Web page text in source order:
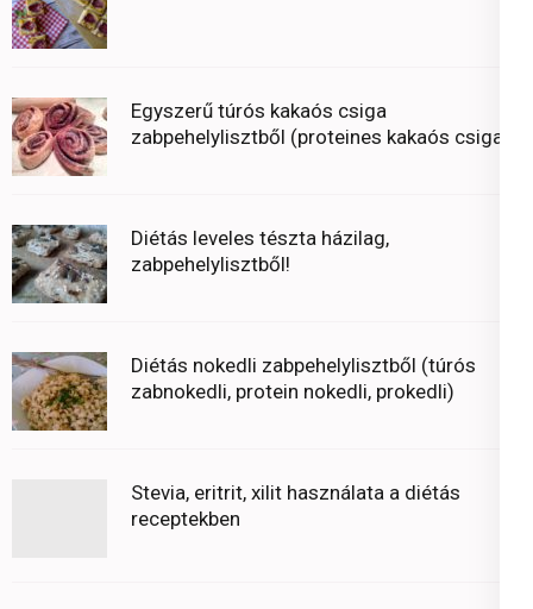
Egyszerű túrós kakaós csiga
zabpehelylisztből (proteines kakaós csiga)
Diétás leveles tészta házilag,
zabpehelylisztből!
Diétás nokedli zabpehelylisztből (túrós
zabnokedli, protein nokedli, prokedli)
Stevia, eritrit, xilit használata a diétás
receptekben